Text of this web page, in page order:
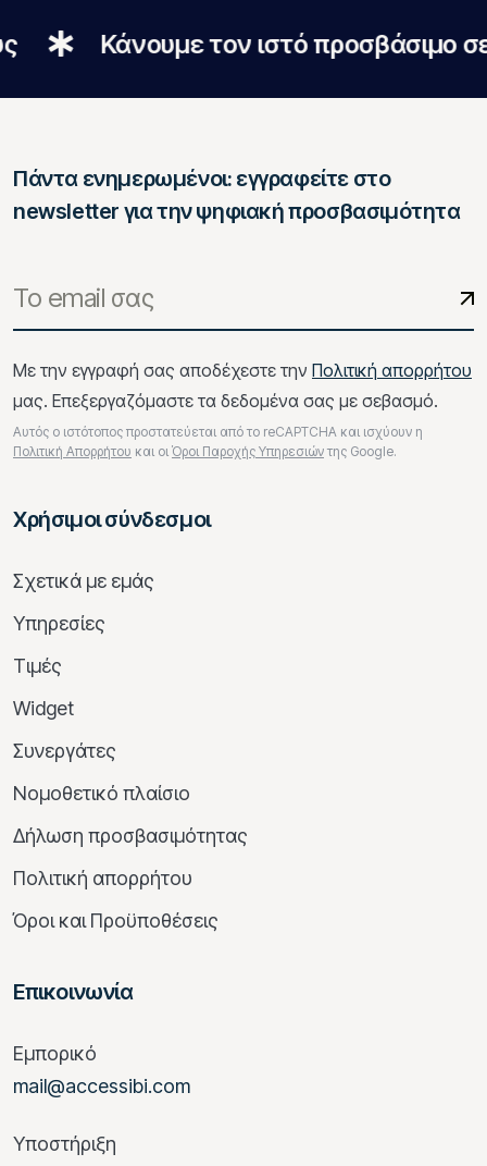
Κάνουμε τον ιστό προσβάσιμο σε
Πάντα ενημερωμένοι: εγγραφείτε στο
newsletter για την ψηφιακή προσβασιμότητα
Με την εγγραφή σας αποδέχεστε την Πολιτική απορρήτου
μας. Επεξεργαζόμαστε τα δεδομένα σας με σεβασμό.
Αυτός ο ιστότοπος προστατεύεται από το reCAPTCHA και ισχύουν η
Πολιτική Απορρήτου και οι Όροι Παροχής Υπηρεσιών της Google.
Χρήσιμοι σύνδεσμοι
Σχετικά με εμάς
Υπηρεσίες
Τιμές
Widget
Συνεργάτες
Νομοθετικό πλαίσιο
Δήλωση προσβασιμότητας
Πολιτική απορρήτου
Όροι και Προϋποθέσεις
Επικοινωνία
Εμπορικό
mail@accessibi.com
Υποστήριξη